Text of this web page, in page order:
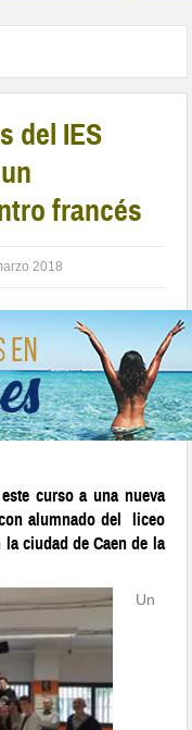
del IES
francés
2018
curso a una nueva
alumnado del liceo
ciudad de Caen de la
Un